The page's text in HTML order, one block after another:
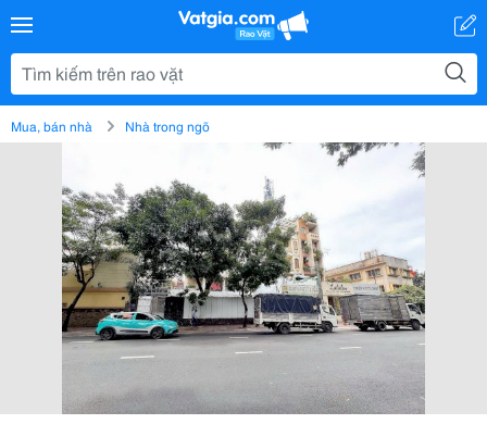
Mua, bán nhà Nhà trong ngõ